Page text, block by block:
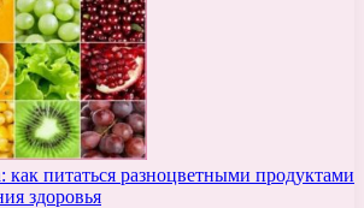
как питаться разноцветными продуктами
здоровья